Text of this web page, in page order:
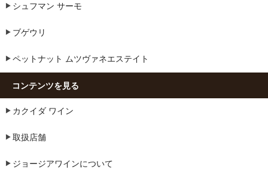
シュフマン サーモ
ブゲウリ
ペットナット ムツヴァネエステイト
コンテンツを見る
カクイダ ワイン
取扱店舗
ジョージアワインについて